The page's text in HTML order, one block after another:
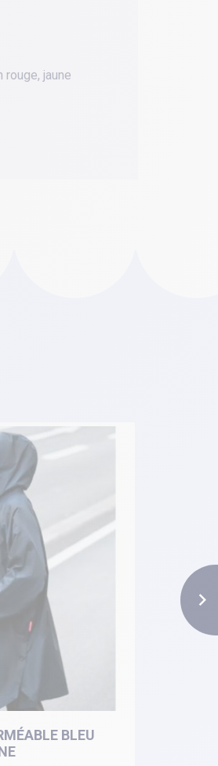
jaune
BLEU
